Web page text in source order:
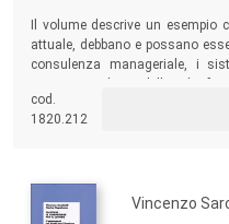
Il volume descrive un
attuale, debbano e possano
consulenza manageriale, i
apprendimento e condivisione
Banche di Credito Cooperativo
cod.
1820.212
Vincenzo